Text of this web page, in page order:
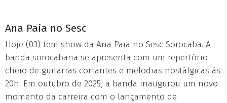
Ana Paia no Sesc
Hoje (03) tem show da Ana Paia no Sesc Sorocaba. A
banda sorocabana se apresenta com um repertório
cheio de guitarras cortantes e melodias nostálgicas às
20h. Em outubro de 2025, a banda inaugurou um novo
momento da carreira com o lançamento de